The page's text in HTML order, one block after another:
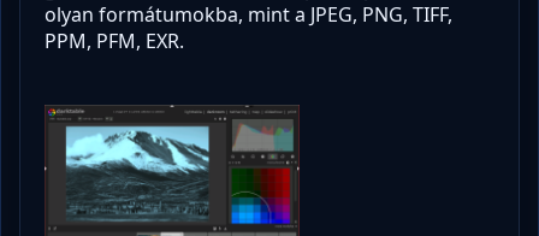
olyan formátumokba, mint a JPEG, PNG, TIFF,
PPM, PFM, EXR.